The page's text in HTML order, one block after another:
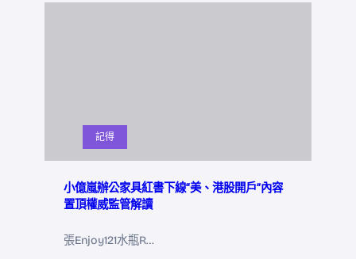
記得
小億嵐辦公家具紅書下線“美、港股開戶”內容
置頂權威監管解讀
張Enjoy121水瓶R…